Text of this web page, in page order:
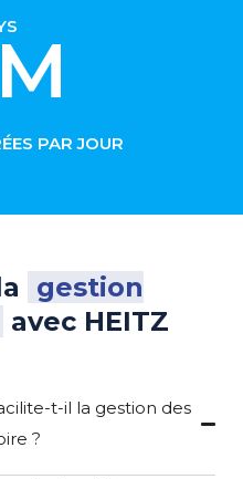
PAR JOUR
gestion
avec HEITZ
t-il la gestion des
?